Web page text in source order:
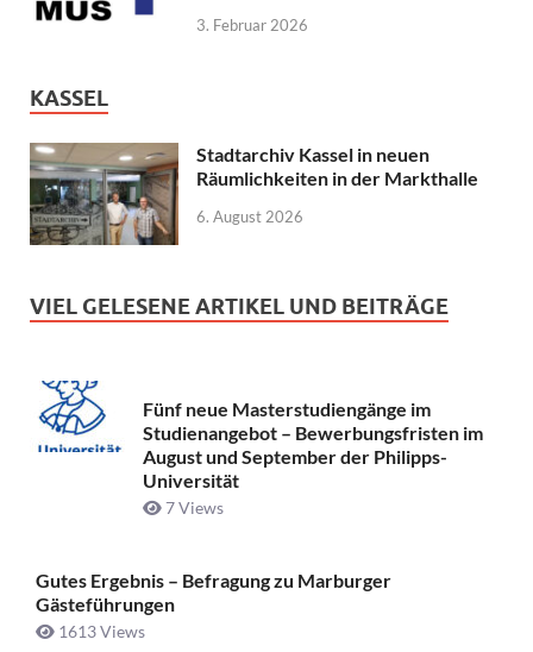
3. Februar 2026
KASSEL
Stadtarchiv Kassel in neuen
Räumlichkeiten in der Markthalle
6. August 2026
VIEL GELESENE ARTIKEL UND BEITRÄGE
Fünf neue Masterstudiengänge im
Studienangebot – Bewerbungsfristen im
August und September der Philipps-
Universität
7 Views
Gutes Ergebnis – Befragung zu Marburger
Gästeführungen
1613 Views